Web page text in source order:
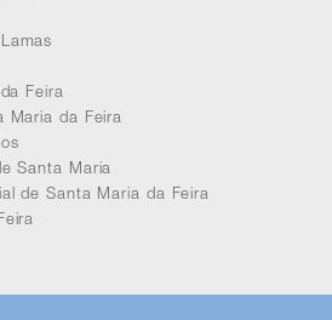
Feira
Maria da Feira
Santa Maria
de Santa Maria da Feira